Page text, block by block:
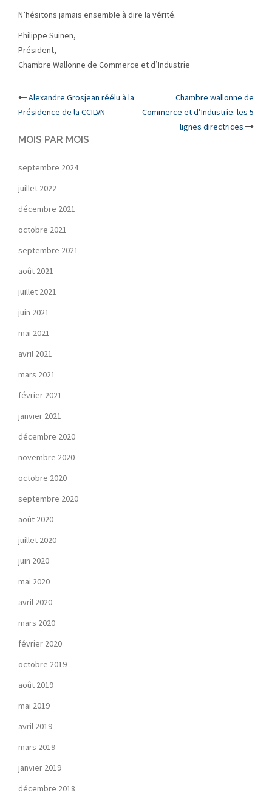
N’hésitons jamais ensemble à dire la vérité.
Philippe Suinen,
Président,
Chambre Wallonne de Commerce et d’Industrie
Post
navigation
Alexandre Grosjean réélu à la
Présidence de la CCILVN
Chambre wallonne de
Commerce et d’Industrie: les 5
lignes directrices
MOIS PAR MOIS
septembre 2024
juillet 2022
décembre 2021
octobre 2021
septembre 2021
août 2021
juillet 2021
juin 2021
mai 2021
avril 2021
mars 2021
février 2021
janvier 2021
décembre 2020
novembre 2020
octobre 2020
septembre 2020
août 2020
juillet 2020
juin 2020
mai 2020
avril 2020
mars 2020
février 2020
octobre 2019
août 2019
mai 2019
avril 2019
mars 2019
janvier 2019
décembre 2018